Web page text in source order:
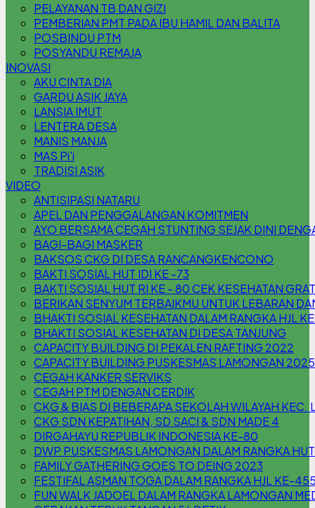
PELAYANAN TB DAN GIZI
PEMBERIAN PMT PADA IBU HAMIL DAN BALITA
POSBINDU PTM
POSYANDU REMAJA
INOVASI
AKU CINTA DIA
GARDU ASIK JAYA
LANSIA IMUT
LENTERA DESA
MANIS MANJA
MAS Pi'i
TRADISI ASIK
VIDEO
ANTISIPASI NATARU
APEL DAN PENGGALANGAN KOMITMEN
AYO BERSAMA CEGAH STUNTING SEJAK DINI
BAGI-BAGI MASKER
BAKSOS CKG DI DESA RANCANGKENCONO
BAKTI SOSIAL HUT IDI KE -73
BAKTI SOSIAL HUT RI KE - 80 CEK KESEHATAN
BERIKAN SENYUM TERBAIKMU UNTUK LEBARAN
BHAKTI SOSIAL KESEHATAN DALAM RANGKA HJL
BHAKTI SOSIAL KESEHATAN DI DESA TANJUNG
CAPACITY BUILDING DI PEKALEN RAFTING 2022
CAPACITY BUILDING PUSKESMAS LAMONGAN 2025
CEGAH KANKER SERVIKS
CEGAH PTM DENGAN CERDIK
CKG & BIAS DI BEBERAPA SEKOLAH WILAYAH KEC.
CKG SDN KEPATIHAN, SD SACI & SDN MADE 4
DIRGAHAYU REPUBLIK INDONESIA KE-80
DWP PUSKESMAS LAMONGAN DALAM RANGKA
FAMILY GATHERING GOES TO DEING 2023
FESTIFAL ASMAN TOGA DALAM RANGKA HJL KE-
FUN WALK JADOEL DALAM RANGKA LAMONGAN